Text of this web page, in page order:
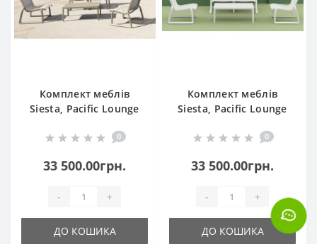
Комплект меблів
Siesta, Pacific Lounge
237 Taupe
0
33 500.00грн.
- +
ДО КОШИКА
Комплект меблів
Siesta, Pacific Lounge
237 White
0
33 500.00грн.
- +
ДО КОШИКА